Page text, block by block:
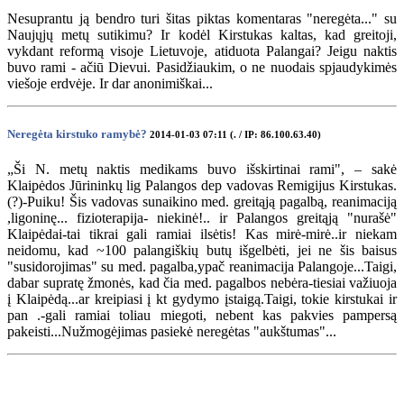
Nesuprantu ją bendro turi šitas piktas komentaras "neregėta..." su
Naujųjų metų sutikimu? Ir kodėl Kirstukas kaltas, kad greitoji,
vykdant reformą visoje Lietuvoje, atiduota Palangai? Jeigu naktis
buvo rami - ačiū Dievui. Pasidžiaukim, o ne nuodais spjaudykimės
viešoje erdvėje. Ir dar anonimiškai...
Neregėta kirstuko ramybė? 2014-01-03 07:11 (. / IP: 86.100.63.40)
„Ši N. metų naktis medikams buvo išskirtinai rami", – sakė
Klaipėdos Jūrininkų lig Palangos dep vadovas Remigijus Kirstukas.
(?)-Puiku! Šis vadovas sunaikino med. greitąją pagalbą, reanimaciją
,ligoninę... fizioterapija- niekinė!.. ir Palangos greitąją "nurašė"
Klaipėdai-tai tikrai gali ramiai ilsėtis! Kas mirė-mirė..ir niekam
neidomu, kad ~100 palangiškių butų išgelbėti, jei ne šis baisus
"susidorojimas" su med. pagalba,ypač reanimacija Palangoje...Taigi,
dabar supratę žmonės, kad čia med. pagalbos nebėra-tiesiai važiuoja
į Klaipėdą...ar kreipiasi į kt gydymo įstaigą.Taigi, tokie kirstukai ir
pan .-gali ramiai toliau miegoti, nebent kas pakvies pampersą
pakeisti...Nužmogėjimas pasiekė neregėtas "aukštumas"...